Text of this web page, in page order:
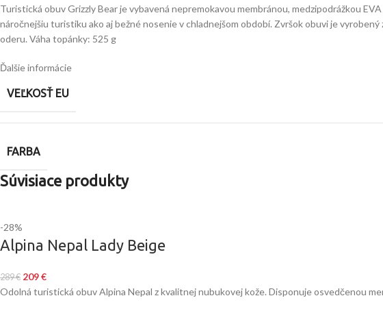
Turistická obuv Grizzly Bear je vybavená nepremokavou membránou, medzipodrážkou
náročnejšiu turistiku ako aj bežné nosenie v chladnejšom období. Zvršok obuvi je
oderu. Váha topánky: 525 g
Ďalšie informácie
VEĽKOSŤ EU
FARBA
Súvisiace produkty
-28%
Alpina Nepal Lady Beige
289€ 209€
Odolná turistická obuv Alpina Nepal z kvalitnej nubukovej kože. Disponuje osvedčenou